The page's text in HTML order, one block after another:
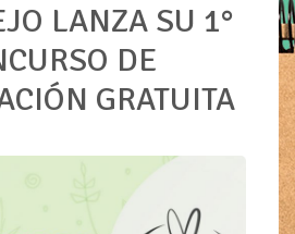
LANZA SU 1°
DE
GRATUITA